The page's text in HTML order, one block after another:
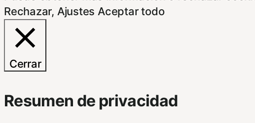
Rechazar, Ajustes Aceptar todo
Cerrar
Resumen de privacidad